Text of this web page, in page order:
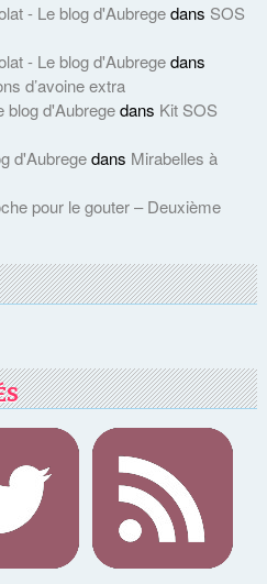
- Le blog d'Aubregedans SOS
- Le blog d'Aubregedans
d’avoine extra
blog d'Aubregedans Kit SOS
d'Aubregedans Mirabelles à
pour le gouter – Deuxième